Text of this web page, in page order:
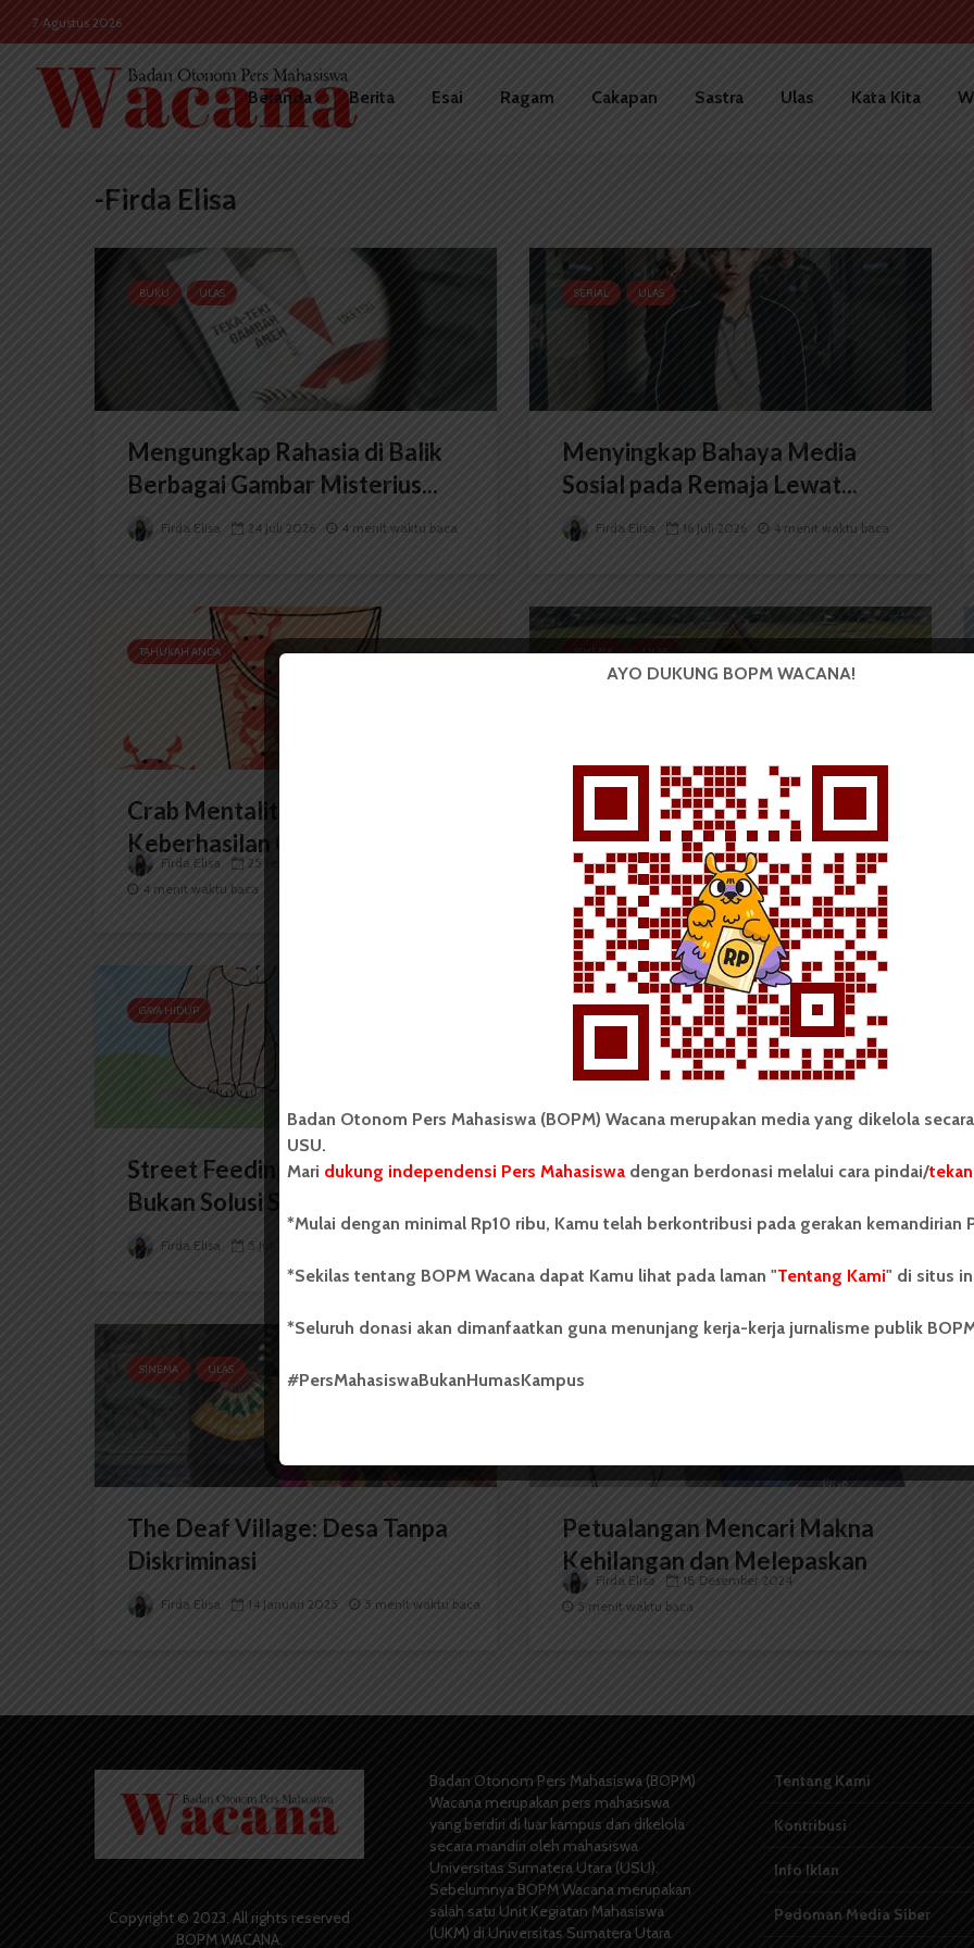
7 Agustus 2026
Beranda Berita Esai Ragam Cakapan Sastra Ulas Kata Kita
-Firda Elisa
BUKU ULAS
Mengungkap Rahasia di Balik
Berbagai Gambar Misterius...
Firda Elisa 24 Juli 2026 4 menit waktu baca
SERIAL ULAS
Menyingkap Bahaya Media
Sosial pada Remaja Lewat...
Firda Elisa 16 Juli 2026 4 menit waktu baca
TAHUKAH ANDA
Crab Mentality: Ketika
Keberhasilan Orang Lain...
Firda Elisa
25 Februari 2026
4 menit waktu baca
SINEMA ULAS
Abadi Nan Jaya: Film Zombie
dengan Tampilan Budaya...
Firda Elisa
13 November 2025
4 menit waktu baca
GAYA HIDUP
Street Feeding pada Kucing
Bukan Solusi Selamanya
Firda Elisa 5 Juli 2025
BUKU
Cara Menghargai Hidup dalam
SINEMA ULAS
The Deaf Village: Desa Tanpa
Diskriminasi
Firda Elisa 14 Januari 2025 5 menit waktu baca
Petualangan Mencari Makna
Kehilangan dan Melepaskan
Firda Elisa
18 Desember 2024
5 menit waktu baca
Copyright © 2023. All rights reserved
BOPM WACANA.
Badan Otonom Pers Mahasiswa (BOPM)
Wacana merupakan pers mahasiswa
yang berdiri di luar kampus dan dikelola
secara mandiri oleh mahasiswa
Universitas Sumatera Utara (USU).
Sebelumnya BOPM Wacana merupakan
salah satu Unit Kegiatan Mahasiswa
(UKM) di Universitas Sumatera Utara
Tentang Kami
Kontribusi
Info Iklan
Pedoman Media Siber
AYO DUKUNG BOPM WACANA!
Badan Otonom Pers Mahasiswa (BOPM) Wacana merupakan media yang dikelola
USU.
Mari dukung independensi Pers Mahasiswadengan berdonasi melalui cara pindai/tekan
*Mulai dengan minimal Rp10 ribu, Kamu telah berkontribusi pada gerakan kemandirian
*Sekilas tentang BOPM Wacana dapat Kamu lihat pada laman "Tentang Kami" di situs
*Seluruh donasi akan dimanfaatkan guna menunjang kerja-kerja jurnalisme publik
#PersMahasiswaBukanHumasKampus